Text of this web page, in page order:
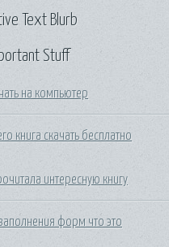
Stuff
на компьютер
книга скачать бесплатно
интересную книгу
форм что это
Text Blurb